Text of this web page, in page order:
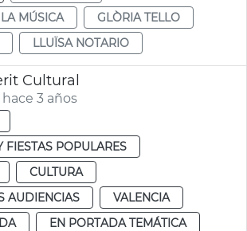
MÚSICA
GLÒRIA TELLO
LLUÏSA NOTARIO
Cultural
3 años
FIESTAS POPULARES
CULTURA
AUDIENCIAS
VALENCIA
EN PORTADA TEMÁTICA